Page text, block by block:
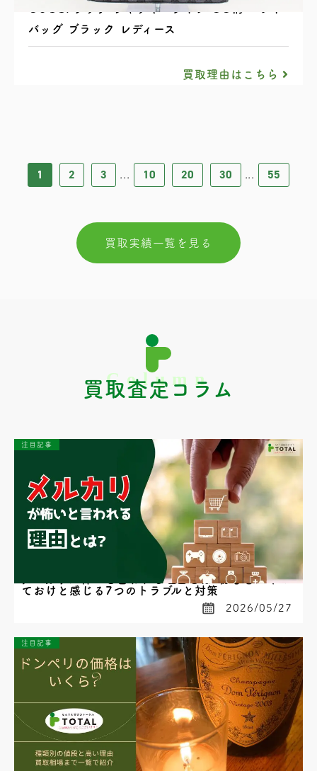
GUCCI グッチ ジャッキーライン GG柄 ハンド
バッグ ブラック レディース
買取理由はこちら
1 2 3 ... 10 20 30 ... 55
買取実績一覧を見る
買取査定コラム
注目記事
メルカリが怖いと言われる理由とは?初心者がやめ
ておけと感じる7つのトラブルと対策
2026/05/27
注目記事